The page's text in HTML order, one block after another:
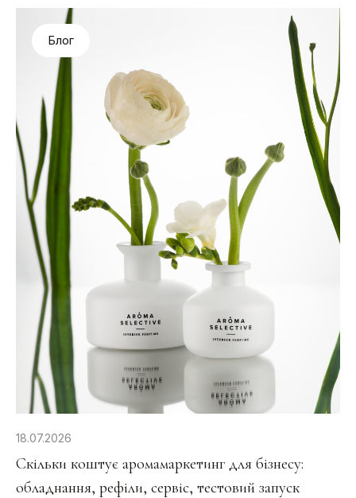
18.07.2026
Скільки коштує аромамаркетинг для бізнесу:
обладнання, рефіли, сервіс, тестовий запуск
Блог